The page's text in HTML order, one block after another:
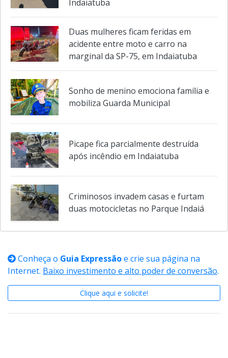
Indaiatuba
Duas mulheres ficam feridas em
acidente entre moto e carro na
marginal da SP-75, em Indaiatuba
Sonho de menino emociona família e
mobiliza Guarda Municipal
Picape fica parcialmente destruída
após incêndio em Indaiatuba
Criminosos invadem casas e furtam
duas motocicletas no Parque Indaiá
Conheça o Guia Expressão e crie sua página na
Internet. Baixo investimento e alto poder de conversão.
Clique aqui e solicite!